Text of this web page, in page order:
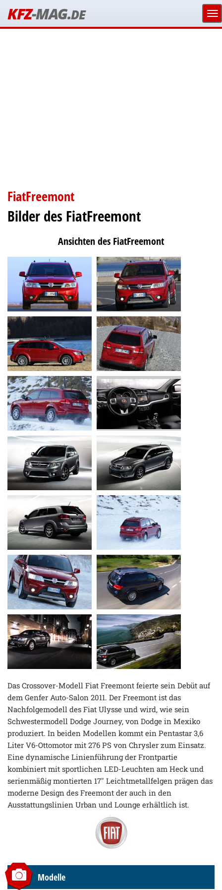
KFZ-MAG.DE
FiatFreemont
Bilder des FiatFreemont
Ansichten des FiatFreemont
Das Crossover-Modell Fiat Freemont feierte sein Debüt auf
dem Genfer Auto-Salon 2011. Der Freemont ist das
Nachfolgemodell des Fiat Ulysse und wird, wie sein
Schwestermodell Dodge Journey, von Dodge in Mexiko
produziert. In beiden Modellen kommt ein Pentastar 3,6
Liter V6-Ottomotor mit 276 PS von Chrysler zum Einsatz.
Eine dynamische Linienführung der Frontpartie
kombiniert mit sportlichen LED-Leuchten am Heck und
serienmäßig montierten 17" Leichtmetallfelgen prägen das
moderne Design des Freemont der auch in den
Ausstattungslinien Urban und Lounge erhältlich ist.
Modelle